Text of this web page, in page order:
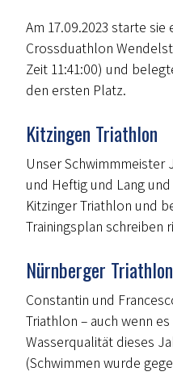
Am 17.09.2023 starte
Crossduathlon
Zeit 11:41:00) und
den ersten Platz.
Kitzingen Triathlon
Unser Schwimmmeister
und Heftig und Lang
Kitzinger Triathlon und
Trainingsplan schreiben
Nürnberger Triathlon
Constantin und
Triathlon – auch wenn
Wasserqualität dieses
(Schwimmen wurde